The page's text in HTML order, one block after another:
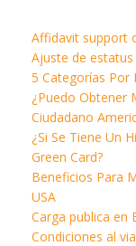
Affidavit support
Ajuste de
5 Categorías Por
¿Puedo Obtener
Ciudadano
¿Si Se Tiene Un
Green Card?
Beneficios Para
USA
Carga publica en
Condiciones al